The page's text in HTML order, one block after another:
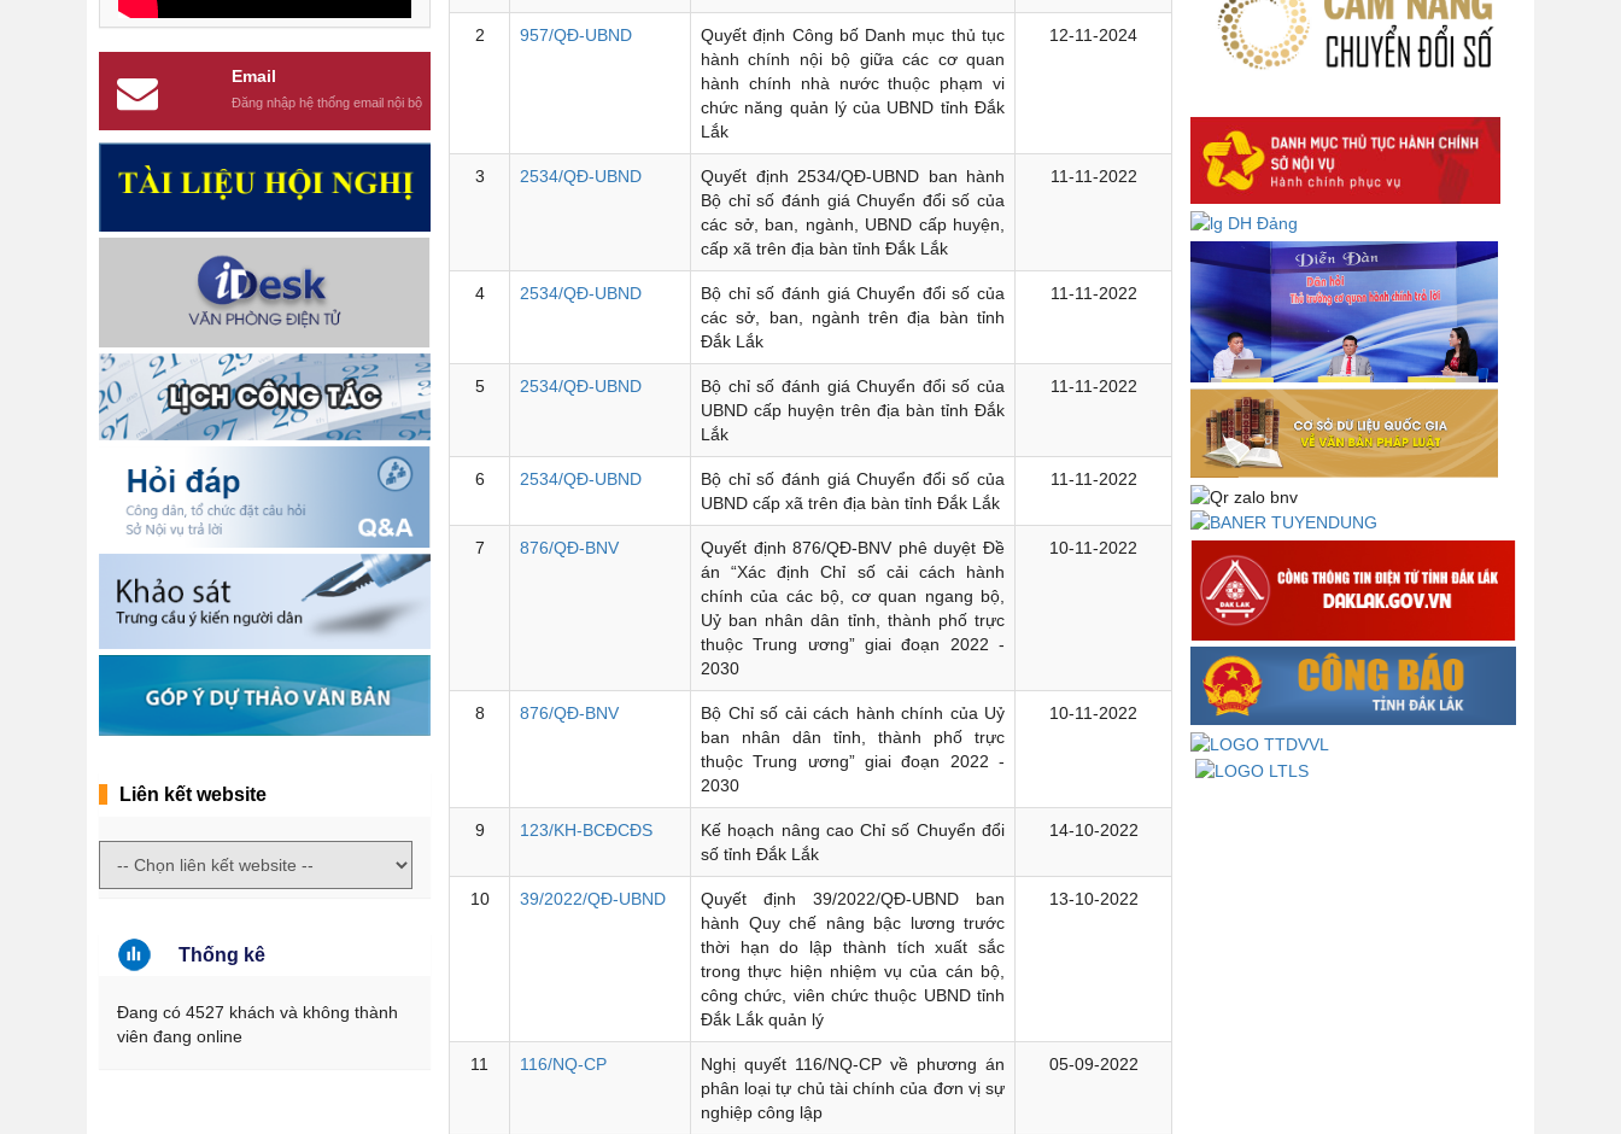
Email
Đăng nhập hệ thống email nội bộ
Liên kết website
Thống kê
Đang có 4527 khách và không thành
viên đang online
2 957/QĐ-UBND
Quyết định Công bố Danh mục thủ tục
hành chính nội bộ giữa các cơ quan
hành chính nhà nước thuộc phạm vi
chức năng quản lý của UBND tỉnh Đắk
Lắk
12-11-2024
3 2534/QĐ-UBND
Quyết định 2534/QĐ-UBND ban hành
Bộ chỉ số đánh giá Chuyển đổi số của
các sở, ban, ngành, UBND cấp huyện,
cấp xã trên địa bàn tỉnh Đắk Lắk
11-11-2022
4 2534/QĐ-UBND
Bộ chỉ số đánh giá Chuyển đổi số của
các sở, ban, ngành trên địa bàn tỉnh
Đắk Lắk
11-11-2022
5 2534/QĐ-UBND
Bộ chỉ số đánh giá Chuyển đổi số của
UBND cấp huyện trên địa bàn tỉnh Đắk
Lắk
11-11-2022
6 2534/QĐ-UBND
Bộ chỉ số đánh giá Chuyển đổi số của
UBND cấp xã trên địa bàn tỉnh Đắk Lắk
11-11-2022
7 876/QĐ-BNV
Quyết định 876/QĐ-BNV phê duyệt Đề
án “Xác định Chỉ số cải cách hành
chính của các bộ, cơ quan ngang bộ,
Uỷ ban nhân dân tỉnh, thành phố trực
thuộc Trung ương” giai đoạn 2022 -
2030
10-11-2022
8 876/QĐ-BNV
Bộ Chỉ số cải cách hành chính của Uỷ
ban nhân dân tỉnh, thành phố trực
thuộc Trung ương” giai đoạn 2022 -
2030
10-11-2022
9 123/KH-BCĐCĐS
Kế hoạch nâng cao Chỉ số Chuyển đổi
số tỉnh Đắk Lắk
14-10-2022
10 39/2022/QĐ-UBND
Quyết định 39/2022/QĐ-UBND ban
hành Quy chế nâng bậc lương trước
thời hạn do lập thành tích xuất sắc
trong thực hiện nhiệm vụ của cán bộ,
công chức, viên chức thuộc UBND tỉnh
Đắk Lắk quản lý
13-10-2022
11 116/NQ-CP
Nghị quyết 116/NQ-CP về phương án
phân loại tự chủ tài chính của đơn vị sự
nghiệp công lập
05-09-2022
và Quyết định Phân cấp thực hiện
hỗ trợ người lao động đi làm việc ở
nước ngoài theo hợp đồng đối với
phương
Về việc lấy ý kiến góp ý Dự thảo
Quyết định phân cấp thực hiện quy
định về người lao động nước ngoài
làm việc trên địa bàn tỉnh Đắk Lắk
theo trình tự, thủ tục rút gọn trong
xây dựng, ban hành văn bản quy
phạm pháp luật
Góp ý dự thảo Thông tư quy định
nghiệp vụ lưu trữ tài liệu lưu trữ số:
DANH SÁCH HỒ SƠ CÁN BỘ ĐI B
TỈNH ĐĂK LẮK -
Lấy ý kiến dự thảo Quyết định quy
phạm pháp luật quy định về thành
lập, tổ chức và hoạt động của tổ
chức phối hợp liên ngành
Thông báo về việc tải biểu mẫu
báo cáo kết quả 06 năm thực hiện
Nghị quyết số 18-NQ/TW và Nghị
quyết số 19-NQ/TW
Thư chúc mừng của Bộ trưởng Bộ
Nội vụ nhân dịp kỷ niệm 78 năm
Ngày thành lập Bộ Nội vụ, Ngày
truyền thống ngành Tổ chức nhà